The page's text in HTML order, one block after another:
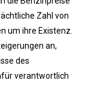
Zahl von
um ihre Existenz.
an,
des
verantwortlich